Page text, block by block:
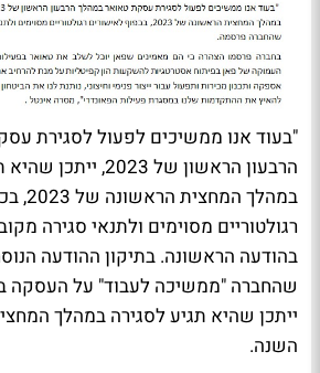
"בעוד אנו ממשיכים לפעול לסגירת
הרבעון הראשון של
במהלך
רגולטוריים מסוימים ולתנאי סגירה
בהודעה הראשונה. בתיקון ההודעה
שהחברה "ממשיכה לעבוד" על העסקה
ייתכן שהיא תגיע לסגירה במהלך
השנה.